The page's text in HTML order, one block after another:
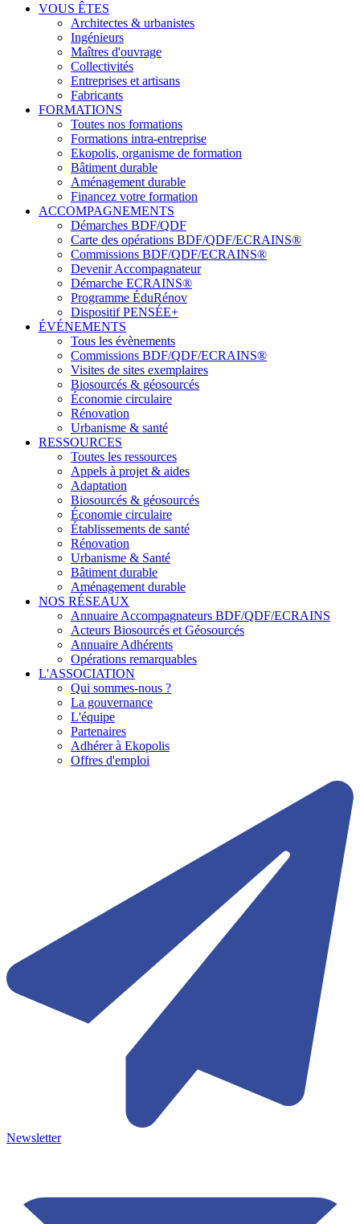
VOUS ÊTES
Architectes & urbanistes
Ingénieurs
Maîtres d'ouvrage
Collectivités
Entreprises et artisans
Fabricants
FORMATIONS
Toutes nos formations
Formations intra-entreprise
Ekopolis, organisme de formation
Bâtiment durable
Aménagement durable
Financez votre formation
ACCOMPAGNEMENTS
Démarches BDF/QDF
Carte des opérations BDF/QDF/ECRAINS®
Commissions BDF/QDF/ECRAINS®
Devenir Accompagnateur
Démarche ECRAINS®
Programme ÉduRénov
Dispositif PENSÉE+
ÉVÉNEMENTS
Tous les évènements
Commissions BDF/QDF/ECRAINS®
Visites de sites exemplaires
Biosourcés & géosourcés
Économie circulaire
Rénovation
Urbanisme & santé
RESSOURCES
Toutes les ressources
Appels à projet & aides
Adaptation
Biosourcés & géosourcés
Économie circulaire
Établissements de santé
Rénovation
Urbanisme & Santé
Bâtiment durable
Aménagement durable
NOS RÉSEAUX
Annuaire Accompagnateurs BDF/QDF/ECRAINS
Acteurs Biosourcés et Géosourcés
Annuaire Adhérents
Opérations remarquables
L'ASSOCIATION
Qui sommes-nous ?
La gouvernance
L'équipe
Partenaires
Adhérer à Ekopolis
Offres d'emploi
Newsletter